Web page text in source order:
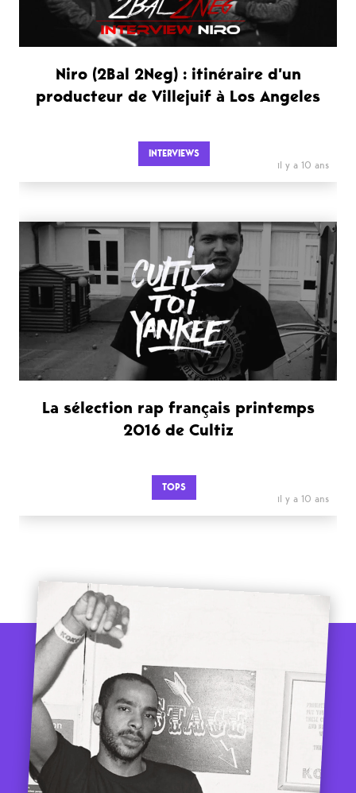
Niro (2Bal 2Neg) : itinéraire d’un
producteur de Villejuif à Los Angeles
INTERVIEWS
il y a 10 ans
La sélection rap français printemps
2016 de Cultiz
TOPS
il y a 10 ans